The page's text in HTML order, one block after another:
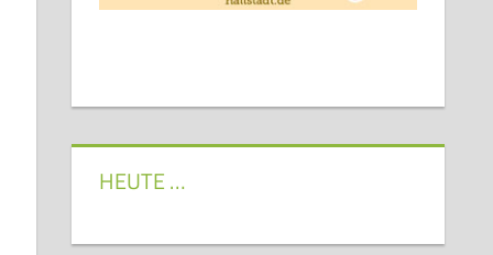
HEUTE …